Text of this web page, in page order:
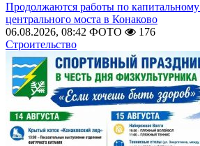
Продолжаются работы по
центрального моста в Конаково
06.08.2026, 08:42 ФОТО
176
Строительство